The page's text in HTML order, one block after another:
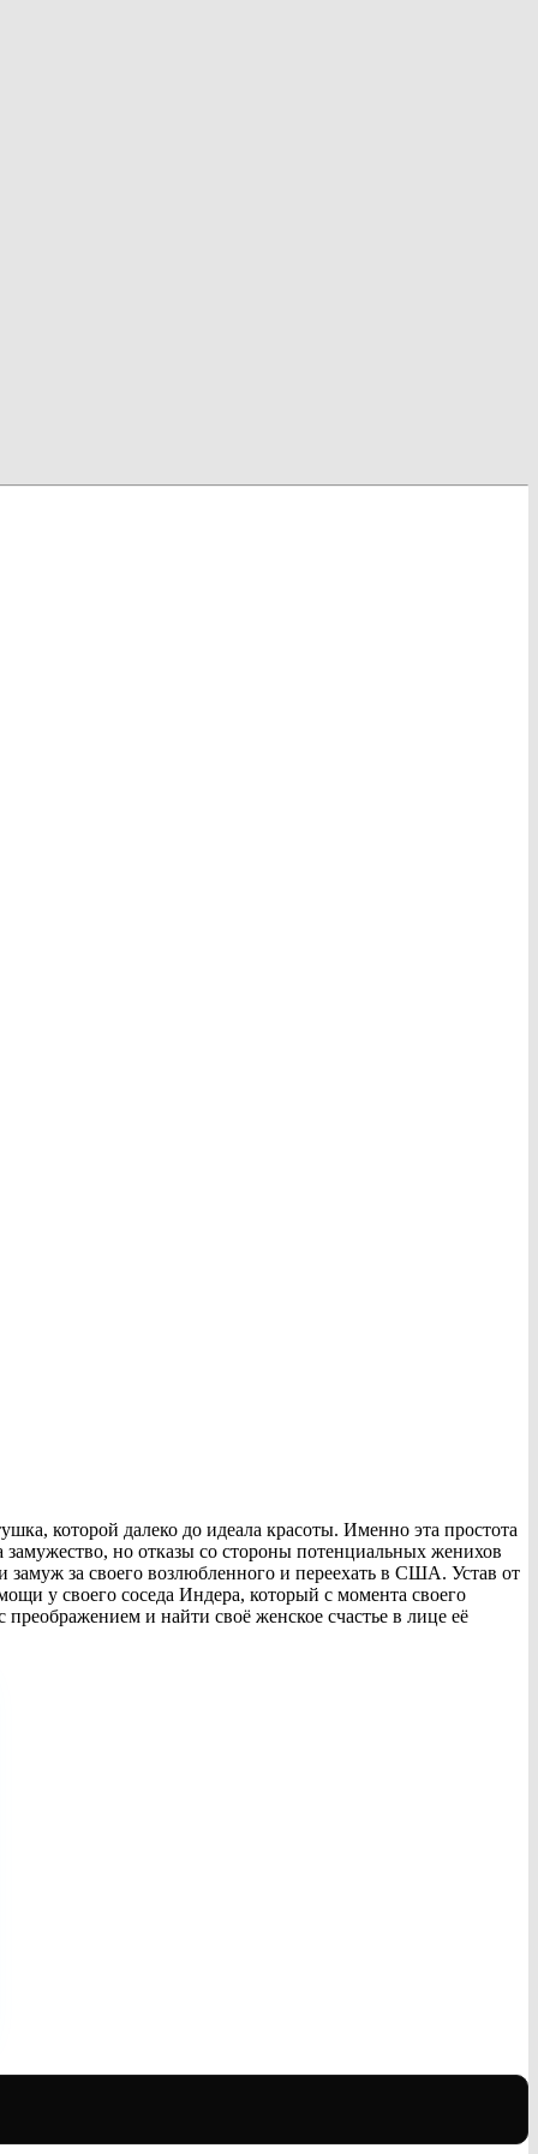
которой далеко до идеала красоты. Именно эта простота
но отказы со стороны потенциальных женихов
за своего возлюбленного и переехать в США. Устав от
у своего соседа Индера, который с момента своего
преображением и найти своё женское счастье в лице её